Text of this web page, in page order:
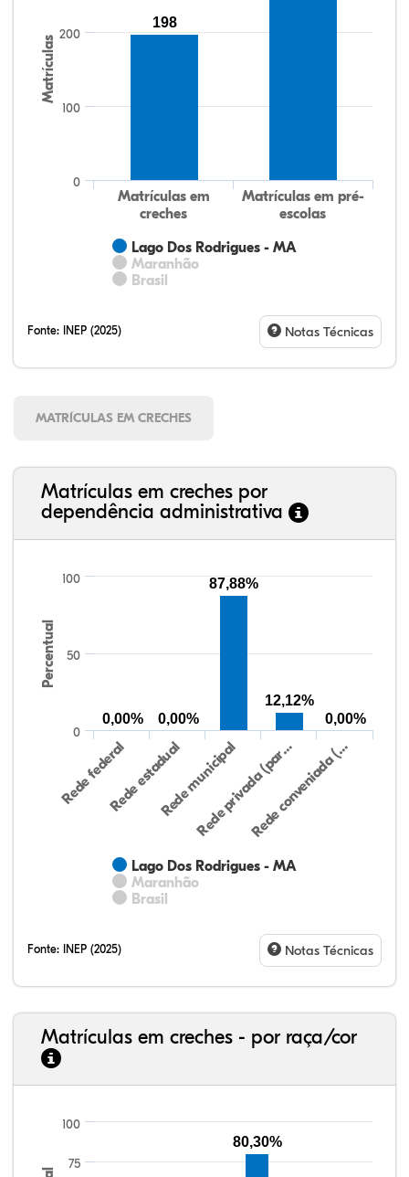
Matrículas
Lago Dos Rodrigues - MA
Maranhão
Brasil
Matrículas em
creches
Matrículas em pré-
escolas
0
100
200
198
Fonte: INEP (2025) Notas Técnicas
MATRÍCULAS EM CRECHES
Matrículas em creches por
dependência administrativa
Percentual
Lago Dos Rodrigues - MA
Maranhão
Brasil
Rede federalRede estadualRede municipal
Rede privada (par…Rede conveniada (…
0
50
100
0,00% 0,00%
87,88%
12,12%
0,00%
Fonte: INEP (2025) Notas Técnicas
Matrículas em creches - por raça/cor
75
100
80,30%
8,88%
5,75%
0,28%
80,21%
1,71%
3,17%
33,06%
7,95%
0,46%
55,81%
1,22%
1,50%